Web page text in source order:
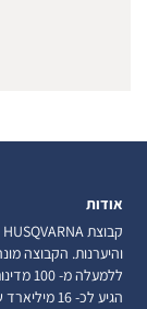
אודות
הגיע לכ- 16 מיליארד ש"ח.